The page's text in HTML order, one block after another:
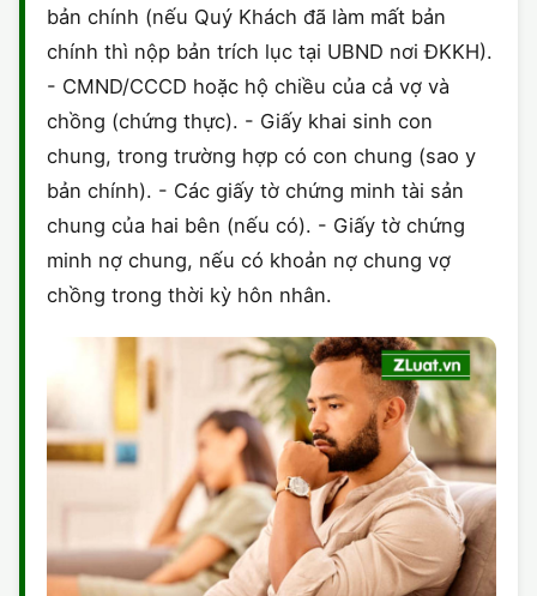
bản chính (nếu Quý Khách đã làm mất bản
chính thì nộp bản trích lục tại UBND nơi ĐKKH).
- CMND/CCCD hoặc hộ chiều của cả vợ và
chồng (chứng thực). - Giấy khai sinh con
chung, trong trường hợp có con chung (sao y
bản chính). - Các giấy tờ chứng minh tài sản
chung của hai bên (nếu có). - Giấy tờ chứng
minh nợ chung, nếu có khoản nợ chung vợ
chồng trong thời kỳ hôn nhân.